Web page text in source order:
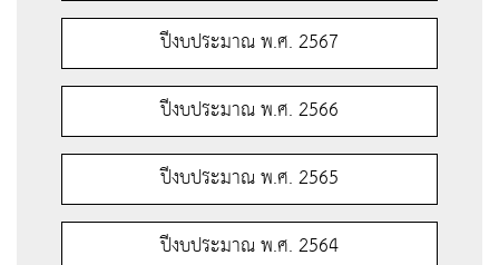
ปีงบประมาณ พ.ศ. 2567
ปีงบประมาณ พ.ศ. 2566
ปีงบประมาณ พ.ศ. 2565
ปีงบประมาณ พ.ศ. 2564